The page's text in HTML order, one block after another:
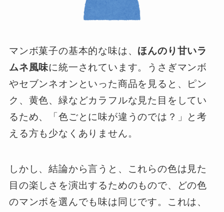
マンボ菓子の基本的な味は、 ほんのり甘いラ
ムネ風味に統一されています。うさぎマンボ
やセブンネオンといった商品を見ると、ピン
ク、黄色、緑などカラフルな見た目をしてい
るため、「色ごとに味が違うのでは？」と考
える方も少なくありません。
しかし、結論から言うと、これらの色は見た
目の楽しさを演出するためのもので、どの色
のマンボを選んでも味は同じです。これは、